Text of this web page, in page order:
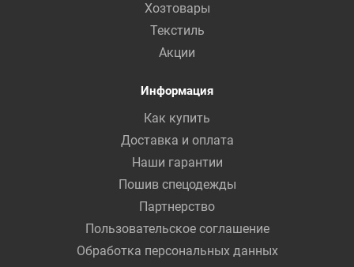
Хозтовары
Текстиль
Акции
Информация
Как купить
Доставка и оплата
Наши гарантии
Пошив спецодежды
Партнерство
Пользовательское соглашение
Обработка персональных данных